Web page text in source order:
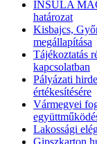
INSULA
határozat
Kisbajcs,
megállapítása
Tájékoztatás
kapcsolatban
Pályázati
értékesítésére
Vármegyei
Lakossági
Gipszkarton